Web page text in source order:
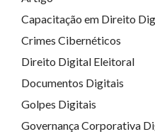
Capacitação em Direito
Crimes Cibernéticos
Direito Digital Eleitoral
Documentos Digitais
Golpes Digitais
Governança Corporativa